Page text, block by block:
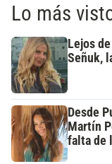
Lo más
Lejos
Señuk,
Desde
Martín
falta de